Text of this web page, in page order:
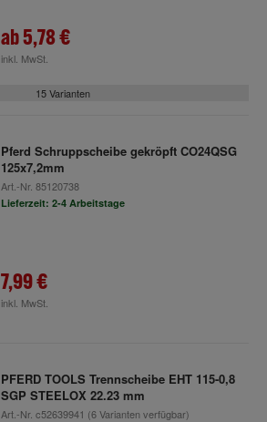
ab5,78 €
inkl. MwSt.
15 Varianten
Pferd Schruppscheibe gekröpft CO24QSG
125x7,2mm
Art.-Nr. 85120738
Lieferzeit: 2-4 Arbeitstage
7,99 €
inkl. MwSt.
PFERD TOOLS Trennscheibe EHT 115-0,8
SGP STEELOX 22.23 mm
Art.-Nr. c52639941 (6 Varianten verfügbar)